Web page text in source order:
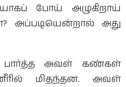
போய் அழுகிறாய்
அப்படியென்றால் அது
பார்த்த அவள் கண்கள்
மிதந்தன. அவள்